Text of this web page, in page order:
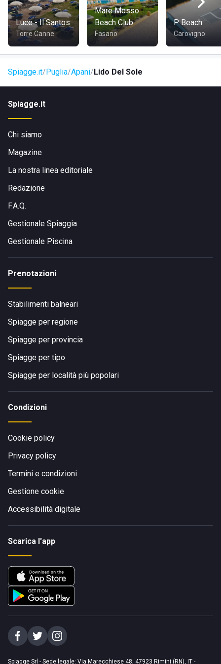
l'opportunità di gustare numerose specialità sia di terra sia
di mare, vanto della migliore tradizione culinaria pugliese e
realizzate con ingredienti genuini, selezionati dallo chef,
rispettando la stagionalità.
Luce - Il Santos
Torre Canne
Mare Mosso
Beach Club
Fasano
P Beach
Carovigno
Spiagge.it Puglia Apani Lido Del Sole
Spiagge.it
Chi siamo
Magazine
La nostra linea editoriale
Redazione
F.A.Q.
Gestionale Spiaggia
Gestionale Piscina
Prenotazioni
Stabilimenti balneari
Spiagge per regione
Spiagge per provincia
Spiagge per tipo
Spiagge per località più popolari
Condizioni
Cookie policy
Privacy policy
Termini e condizioni
Gestione cookie
Accessibilità digitale
Scarica l'app
Spiagge Srl - Sede legale: Via Marecchiese 48, 47923 Rimini (RN), IT -